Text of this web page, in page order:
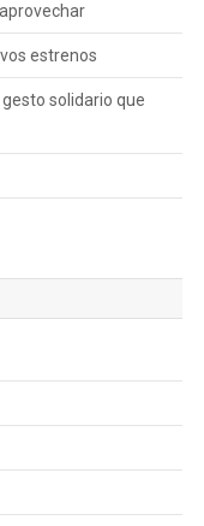
estrenos
solidario que